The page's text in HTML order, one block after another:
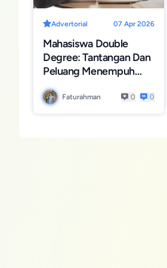
Advertorial 07 Apr 2026
Mahasiswa Double
Degree: Tantangan Dan
Peluang Menempuh
Dua Gelar Sekaligus
Faturahman 0 0